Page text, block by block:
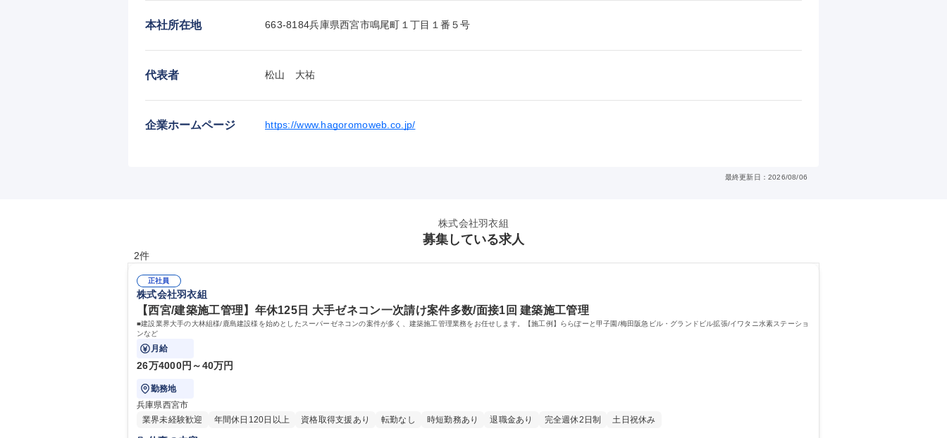
本社所在地 663-8184兵庫県西宮市鳴尾町１丁目１番５号
代表者 松山　大祐
企業ホームページ https://www.hagoromoweb.co.jp/
最終更新日：2026/08/06
株式会社羽衣組
募集している求人
2件
正社員
株式会社羽衣組
【西宮/建築施工管理】年休125日 大手ゼネコン一次請け案件多数/面接1回 建築施工管理
■建設業界大手の大林組様/鹿島建設様を始めとしたスーパーゼネコンの案件が多く、建築施工管理業務をお任せします。【施工例】ららぽーと甲子園/梅田阪急ビル・グランドビル拡張/イワタニ水素ステーショ
ンなど
月給
26万4000円～40万円
勤務地
兵庫県西宮市
業界未経験歓迎
年間休日120日以上 資格取得支援あり 転勤なし 時短勤務あり 退職金あり 完全週休2日制 土日祝休み